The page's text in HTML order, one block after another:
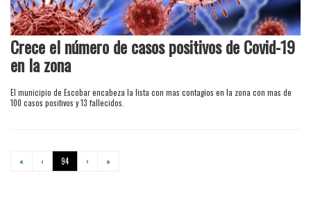
Crece el número de casos positivos de Covid-19
en la zona
El municipio de Escobar encabeza la lista con mas contagios en la zona con mas de
100 casos positivos y 13 fallecidos.
« ‹ 94 › »